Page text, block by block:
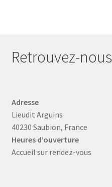
Retrouvez-nous
Adresse
Lieudit Arguins
40230 Saubion, France
Heures d’ouverture
Accueil sur rendez-vous